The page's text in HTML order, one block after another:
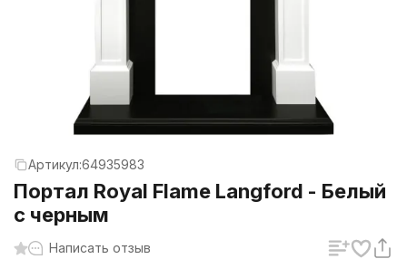
Артикул:64935983
Портал Royal Flame Langford - Белый
с черным
Написать отзыв